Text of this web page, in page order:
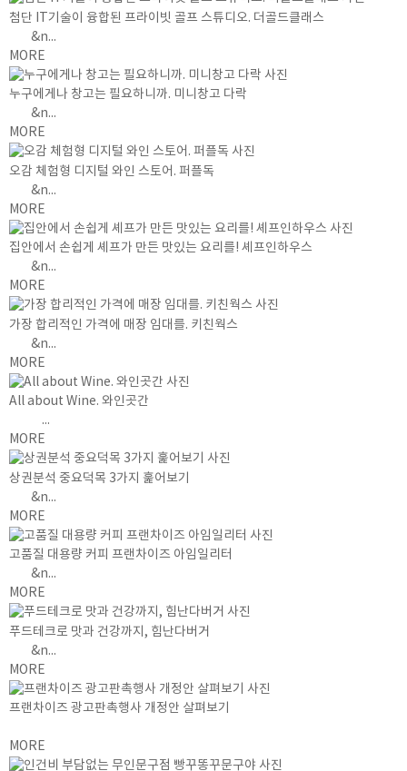
첨단 IT기술이 융합된 프라이빗 골프 스튜디오. 더골드클래스
&n...
MORE
누구에게나 창고는 필요하니까. 미니창고 다락
&n...
MORE
오감 체험형 디지털 와인 스토어. 퍼플독
&n...
MORE
집안에서 손쉽게 셰프가 만든 맛있는 요리를! 셰프인하우스
&n...
MORE
가장 합리적인 가격에 매장 임대를. 키친웍스
&n...
MORE
All about Wine. 와인곳간
...
MORE
상권분석 중요덕목 3가지 훑어보기
&n...
MORE
고품질 대용량 커피 프랜차이즈 아임일리터
&n...
MORE
푸드테크로 맛과 건강까지, 힘난다버거
&n...
MORE
프랜차이즈 광고판촉행사 개정안 살펴보기
MORE